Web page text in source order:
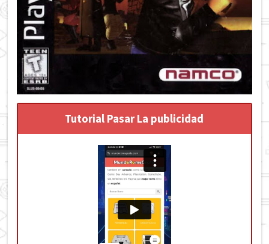
Tutorial Pasar La publicidad